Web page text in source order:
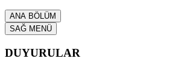
ANA BÖLÜM
SAĞ MENÜ
DUYURULAR